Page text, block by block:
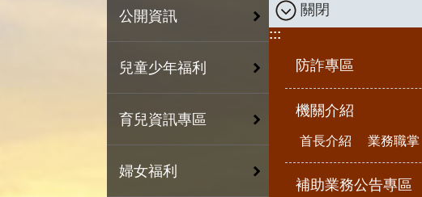
公開資訊
兒童少年福利
育兒資訊專區
婦女福利
關閉
:::
防詐專區
機關介紹
首長介紹 業務職掌
補助業務公告專區